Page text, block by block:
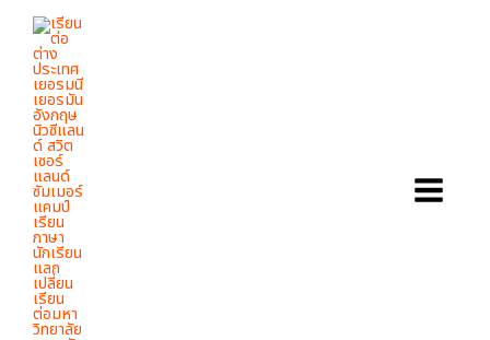
content
MUNICH BUSINESS SCHOOL
UNIVERSITY OF APPLIED SCIENCES (MBS)
MUNICH BUSINESS SCHOOL
UNIVERSITY OF APPLIED SCIENCES (MBS)
MASTER DEGREE
Munich Business School University of Applied Sciences
มหาวิทยาลัยเอกชนชั้นนำที่เด่นทางด้านเศรษฐศาสตร์และธุรกิจ เพื่อสร้างรากฐานที่
มั่นคงในภาคธุรกิจ และภาคเศรษฐกิจ มหาวิทยาลัย Munich Business School
ตั้งอยู่ในเมือง Munich ประเทศเยอรมนี ถือเป็นเมืองเศรษฐกิจที่สำคัญของใน
ยุโรป ตัวอย่างเช่น BMW, Siemens และ Allianz Bachelor Degree in
Germany สำหรับน้อง ๆ ที่เรียนจบมัธยมศึกษาปีที่ 6 จากประเทศไทย แล้วมีแพ
ลนจะไปเรียนต่อ ป.ตรี ป.โท ที่เยอรมัน มหาวิทยาลัย Munich Business School